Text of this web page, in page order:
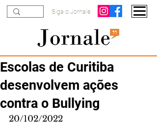
Siga o Jornale
Escolas de Curitiba
desenvolvem ações
contra o Bullying
20/102/2022